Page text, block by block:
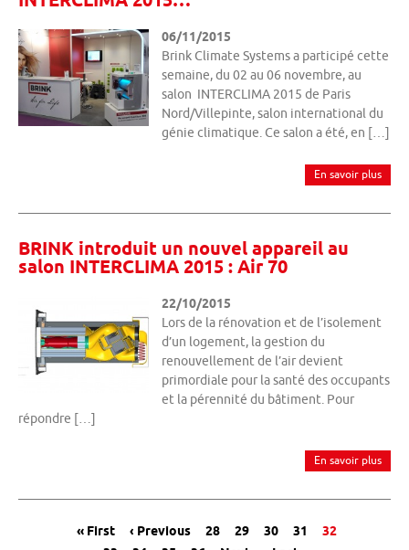
06/11/2015
Brink Climate Systems a participé cette
semaine, du 02 au 06 novembre, au
salon INTERCLIMA 2015 de Paris
Nord/Villepinte, salon international du
génie climatique. Ce salon a été, en […]
En savoir plus
BRINK introduit un nouvel appareil au
salon INTERCLIMA 2015 : Air 70
22/10/2015
Lors de la rénovation et de l’isolement
d’un logement, la gestion du
renouvellement de l’air devient
primordiale pour la santé des occupants
et la pérennité du bâtiment. Pour
répondre […]
En savoir plus
« First
‹ Previous 28 29 30 31
32